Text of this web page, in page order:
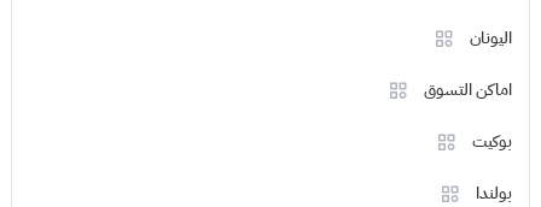
اليونان
اماكن التسوق
بوكيت
بولندا